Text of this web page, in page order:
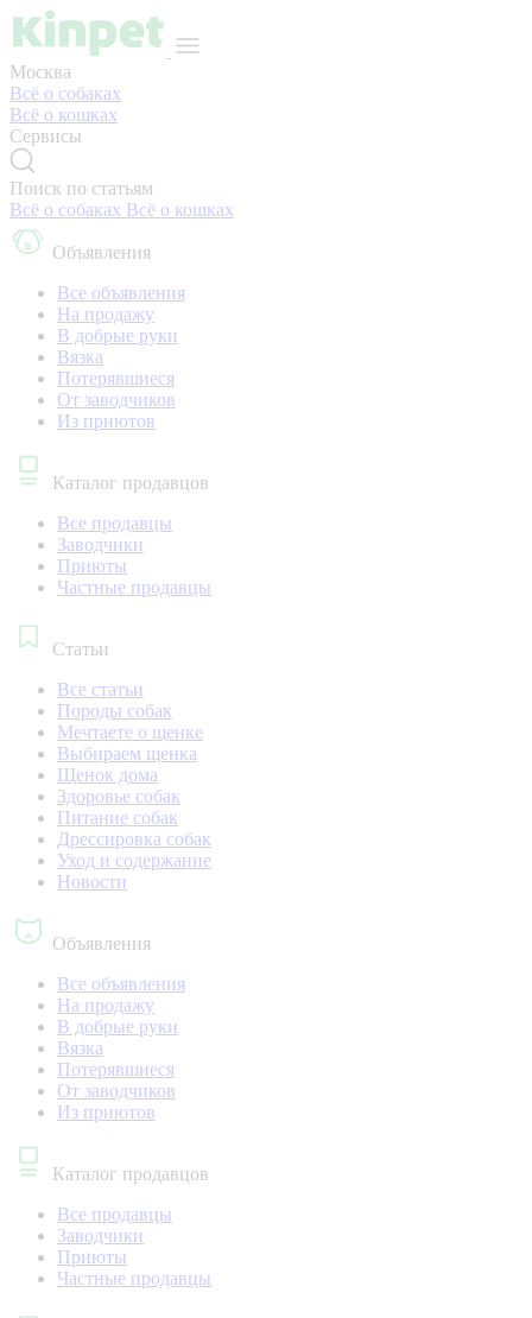
Москва
Всё о собаках
Всё о кошках
Сервисы
Поиск по статьям
Всё о собаках Всё о кошках
Объявления
Все объявления
На продажу
В добрые руки
Вязка
Потерявшиеся
От заводчиков
Из приютов
Каталог продавцов
Все продавцы
Заводчики
Приюты
Частные продавцы
Статьи
Все статьи
Породы собак
Мечтаете о щенке
Выбираем щенка
Щенок дома
Здоровье собак
Питание собак
Дрессировка собак
Уход и содержание
Новости
Объявления
Все объявления
На продажу
В добрые руки
Вязка
Потерявшиеся
От заводчиков
Из приютов
Каталог продавцов
Все продавцы
Заводчики
Приюты
Частные продавцы